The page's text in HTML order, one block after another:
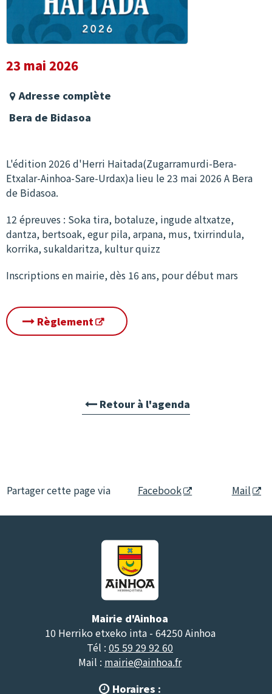
23 mai 2026
Adresse complète
Bera de Bidasoa
L'édition 2026 d'Herri Haitada(Zugarramurdi-Bera-
Etxalar-Ainhoa-Sare-Urdax)a lieu le 23 mai 2026A Bera
de Bidasoa.
12 épreuves : Soka tira, botaluze, ingude altxatze,
dantza, bertsoak, egur pila, arpana, mus, txirrindula,
korrika, sukaldaritza, kultur quizz
Inscriptions en mairie, dès 16 ans, pour début mars
Règlement
Retour à l'agenda
Partager cette page via Facebook Mail
Mairie d'Ainhoa
10 Herriko etxeko inta - 64250 Ainhoa
Tél : 05 59 29 92 60
Mail : mairie@ainhoa.fr
 Horaires :